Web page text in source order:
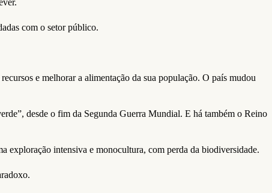
com o setor público.
e melhorar a alimentação da sua população. O país mudou
desde o fim da Segunda Guerra Mundial. E há também o Reino
exploração intensiva e monocultura, com perda da biodiversidade.